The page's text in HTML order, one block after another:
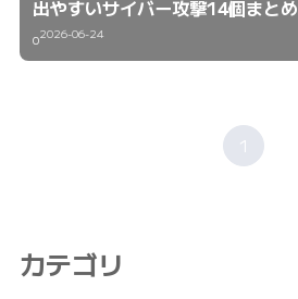
出やすいサイバー攻撃14個まとめ
02026-06-24
1
カテゴリ